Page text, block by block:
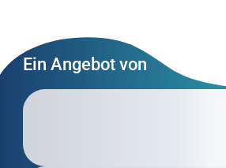
Ein Angebot von